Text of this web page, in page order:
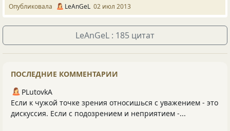
Опубликовала LeAnGeL 02 июл 2013
LeAnGeL : 185 цитат
ПОСЛЕДНИЕ КОММЕНТАРИИ
PLutоvkА
Если к чужой точке зрения относишься с уважением - это
дискуссия. Если с подозрением и неприятием -...